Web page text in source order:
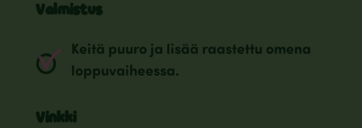
Valmistus
Keitä puuro ja lisää raastettu omena
loppuvaiheessa.
Vinkki